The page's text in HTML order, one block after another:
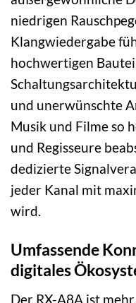
niedrigen
Klangwiedergabe
hochwertigen
und unerwünschte
Musik und Filme so
und Regisseure
dedizierte
jeder Kanal mit
wird.
Umfassende
digitales
Der RX-A8A ist